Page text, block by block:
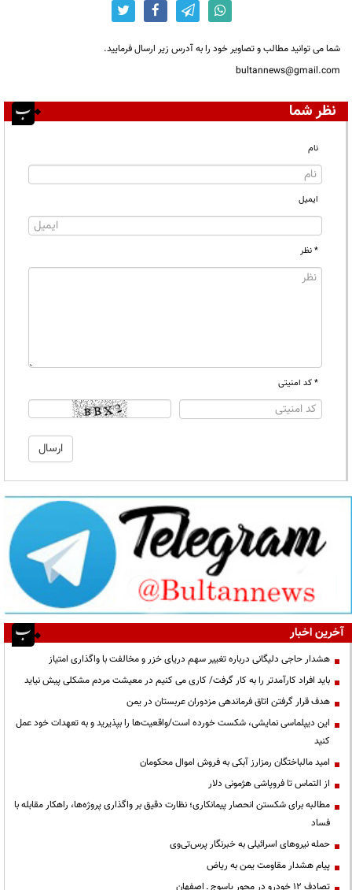
شما می توانید مطالب و تصاویر خود را به آدرس زیر ارسال فرمایید.
bultannews@gmail.com
نظر شما
نام
ایمیل
* نظر
* کد امنیتی
آخرین اخبار
هشدار حاجی دلیگانی درباره تغییر سهم دریای خزر و مخالفت با واگذاری امتیاز
باید افراد کارآمدتر را به کار گرفت/ کاری می کنیم در معیشت مردم مشکلی پیش نیاید
هدف قرار گرفتن اتاق‌ فرماندهی مزدوران عربستان در یمن
این دیپلماسی نمایشی، شکست خورده است/واقعیت‌ها را بپذیرید و به تعهدات خود عمل
کنید
امید مالباختگان رمزارز آبکی به فروش اموال محکومان
از التماس تا فروپاشی هژمونی دلار
مطالبه برای شکستن انحصار پیمانکاری؛ نظارت دقیق بر واگذاری پروژه‌ها، راهکار مقابله با
فساد
حمله نیروهای اسرائیلی به خبرنگار پرس‌تی‌وی
پیام هشدار مقاومت یمن به ریاض
تصادف ۱۲ خودرو در محور یاسوج ـ اصفهان